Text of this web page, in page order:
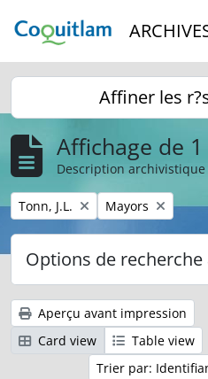
Affiner les
Affichage de
Description archivistique
Remove filter:
Tonn, J.L. Remove filter:
Mayors
Options de recherche
Aperçu avant impression
Card view
Table view
Trier par: